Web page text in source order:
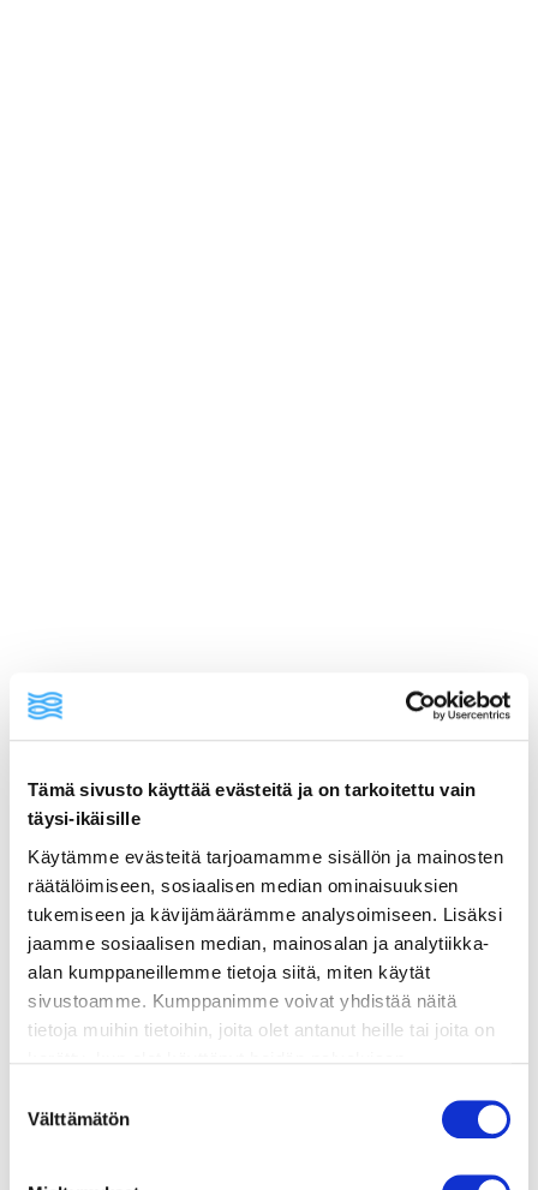
Tämä sivusto käyttää evästeitä ja on tarkoitettu vain
täysi-ikäisille
Käytämme evästeitä tarjoamamme sisällön ja mainosten
räätälöimiseen, sosiaalisen median ominaisuuksien
tukemiseen ja kävijämäärämme analysoimiseen. Lisäksi
jaamme sosiaalisen median, mainosalan ja analytiikka-
alan kumppaneillemme tietoja siitä, miten käytät
sivustoamme. Kumppanimme voivat yhdistää näitä
tietoja muihin tietoihin, joita olet antanut heille tai joita on
tai vanhempi. Vahvista ikäsi käyttääksesi sivustoa.
valinta
Välttämätön
lisätietoja
2 pakastettua valkoisen kalan fileetä (esim.
turska)
1 sipuli, hienonnettuna